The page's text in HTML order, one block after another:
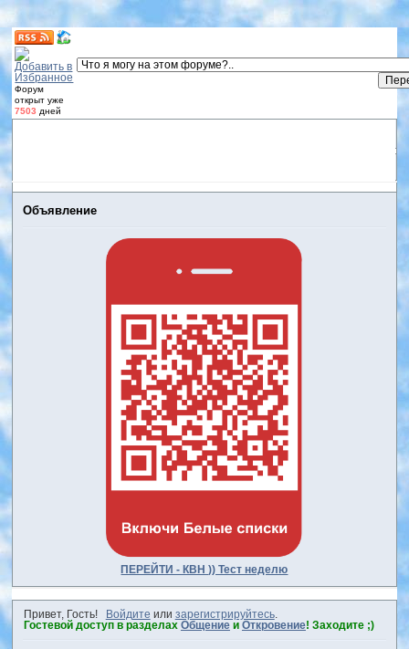
Форум
открыт уже
7503 дней
Объявление
ПЕРЕЙТИ - КВН )) Тест неделю
Привет, Гость! Войдите или зарегистрируйтесь.
Гостевой доступ в разделах Общениеи Откровение! Заходите ;)